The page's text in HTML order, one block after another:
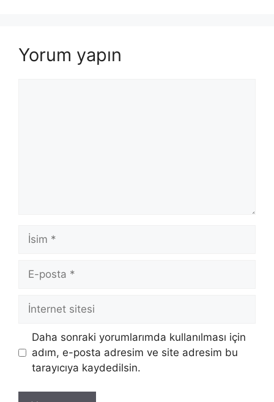
Yorum yapın
İsim
posta
İnternet
Daha sonraki yorumlarımda kullanılması için
adım, e-posta adresim ve site adresim bu
tarayıcıya kaydedilsin.